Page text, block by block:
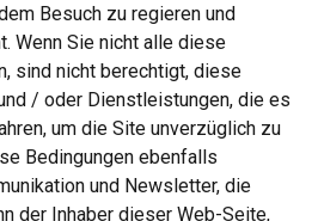
Besuch zu regieren und
Wenn Sie nicht alle diese
sind nicht berechtigt, diese
/ oder Dienstleistungen, die es
um die Site unverzüglich zu
Bedingungen ebenfalls
und Newsletter, die
der Inhaber dieser Web-Seite,